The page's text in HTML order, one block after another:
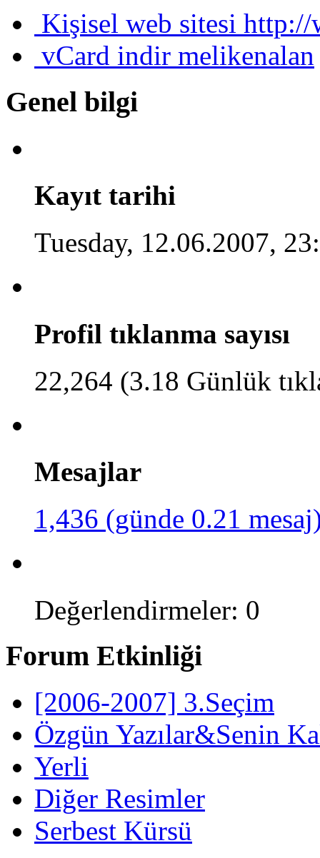
Kişisel web sitesi http://
vCard indir melikenalan
Genel bilgi
Kayıt tarihi
Tuesday, 12.06.2007,
Profil tıklanma sayısı
22,264 (3.18 Günlük
Mesajlar
1,436 (günde 0.21
Değerlendirmeler: 0
Forum Etkinliği
[2006-2007] 3.Seçim
Özgün Yazılar&Senin
Yerli
Diğer Resimler
Serbest Kürsü